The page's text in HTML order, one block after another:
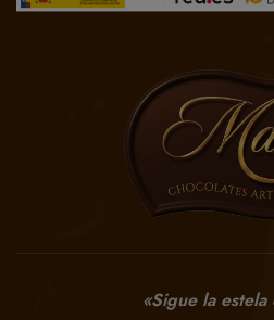
«Sigue la